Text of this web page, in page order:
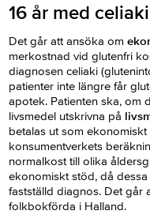
16 år med celiaki
Det går att ansöka om
merkostnad vid glutenfri
diagnosen celiaki
patienter inte längre får
apotek. Patienten ska, om
livsmedel utskrivna på
betalas ut som
konsumentverkets
normalkost till olika
ekonomiskt stöd, då
fastställd diagnos. Det går
folkbokförda i Halland.